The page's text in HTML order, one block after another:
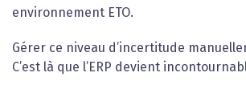
environnement ETO.
Gérer ce niveau d’incertitude
C’est là que l’ERP devient